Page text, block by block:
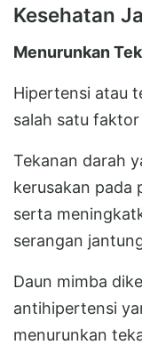
Kesehatan
Menurunkan
Hipertensi atau
salah satu
Tekanan darah
kerusakan pada
serta
serangan
Daun mimba
antihipertensi
menurunkan